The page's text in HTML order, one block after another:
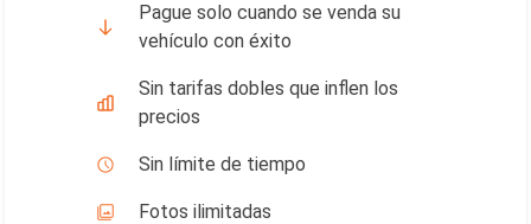
Pague solo cuando se venda su
vehículo con éxito
Sin tarifas dobles que inflen los
precios
Sin límite de tiempo
Fotos ilimitadas